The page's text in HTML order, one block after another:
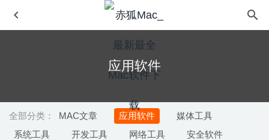
应用软件
全部分类： MAC文章 应用软件
媒体工具
系统工具
开发工具 网络工具
安全软件